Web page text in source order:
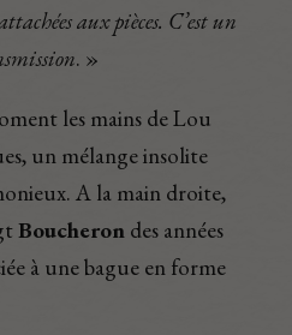
aux pièces. C’est un
. »
les mains de Lou
un mélange insolite
A la main droite,
Boucheron des années
à une bague en forme